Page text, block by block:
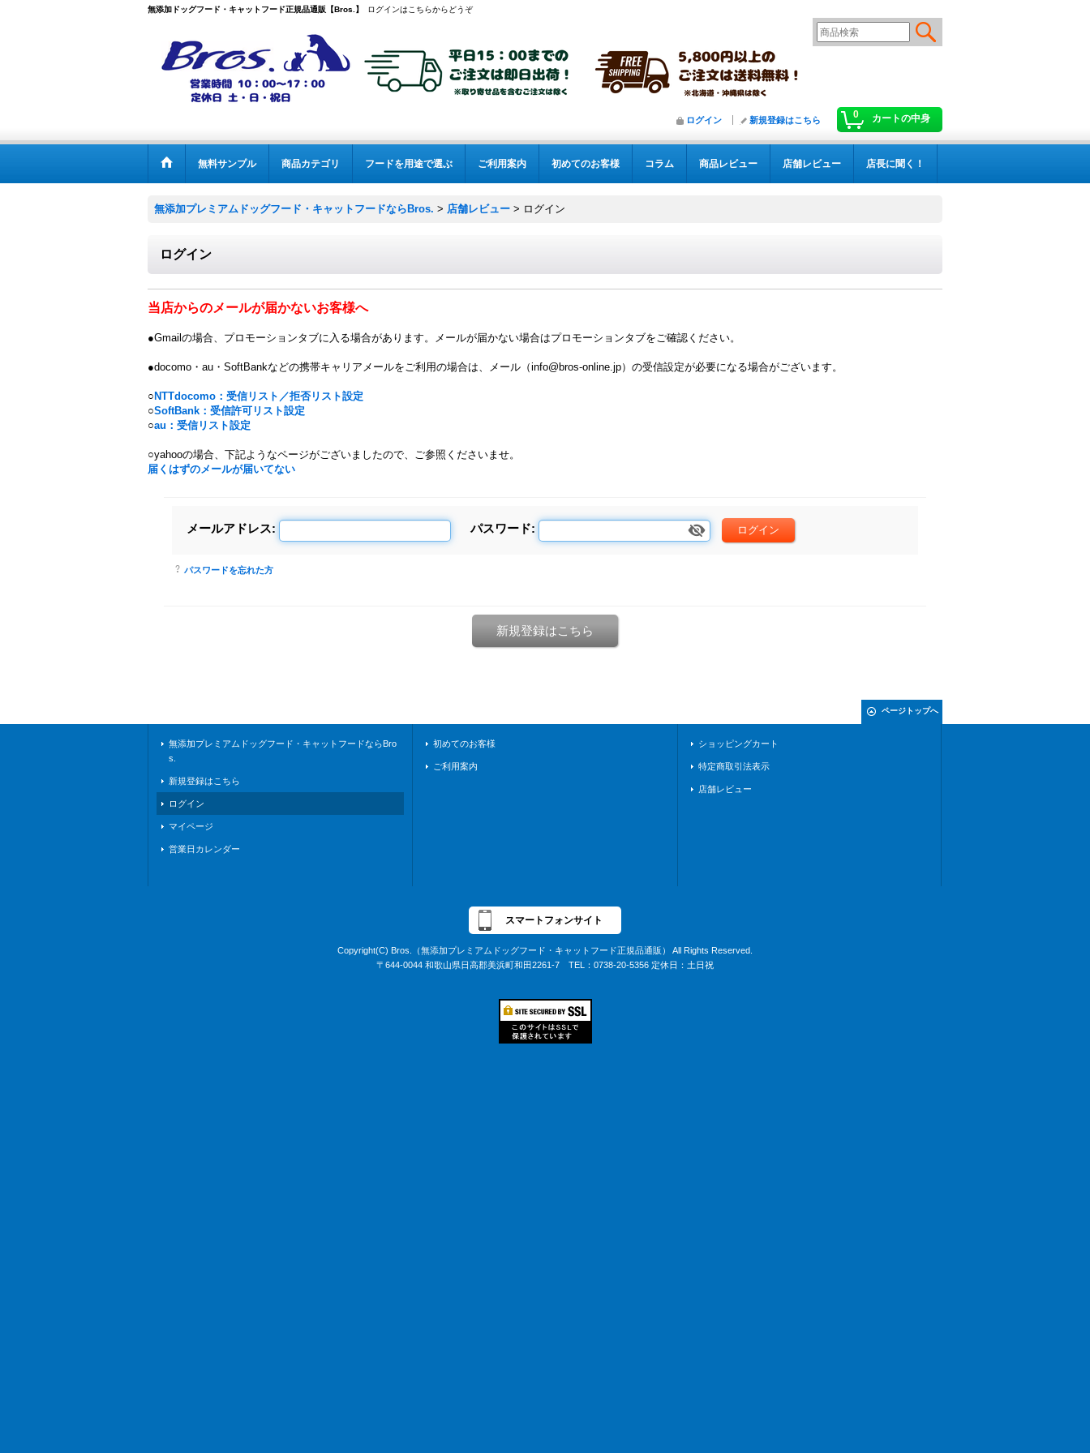
無添加ドッグフード・キャットフード正規品通販【Bros.】 ログインはこちらからどうぞ
0 カートの中身
ログイン 新規登録はこちら
無料サンプル 商品カテゴリ フードを用途で選ぶ ご利用案内 初めてのお客様 コラム 商品レビュー 店舗レビュー 店長に聞く！
無添加プレミアムドッグフード・キャットフードならBros. > 店舗レビュー > ログイン
ログイン
当店からのメールが届かないお客様へ
●Gmailの場合、プロモーションタブに入る場合があります。メールが届かない場合はプロモーションタブをご確認ください。
●docomo・au・SoftBankなどの携帯キャリアメールをご利用の場合は、メール（info@bros-online.jp）の受信設定が必要になる場合がございます。
○ NTTdocomo：受信リスト／拒否リスト設定
○SoftBank：受信許可リスト設定
○au：受信リスト設定
○yahooの場合、下記ようなページがございましたので、ご参照くださいませ。
届くはずのメールが届いてない
メールアドレス: パスワード:
パスワードを忘れた方
新規登録はこちら
ページトップへ
無添加プレミアムドッグフード・キャットフードならBro
s.
新規登録はこちら
ログイン
マイページ
営業日カレンダー
初めてのお客様
ご利用案内
ショッピングカート
特定商取引法表示
店舗レビュー
スマートフォンサイト
Copyright(C) Bros.（無添加プレミアムドッグフード・キャットフード正規品通販） All Rights Reserved.
〒644-0044 和歌山県日高郡美浜町和田2261-7 TEL：0738-20-5356 定休日：土日祝